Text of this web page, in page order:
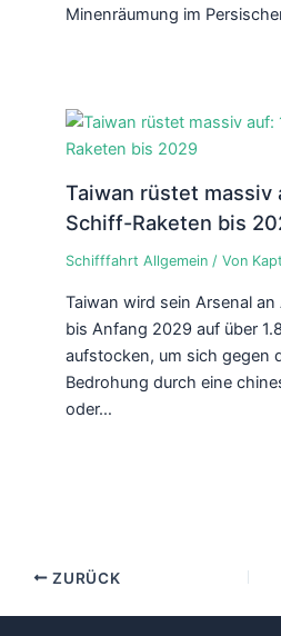
Minenräumung im
Taiwan rüstet massiv
Schiff-Raketen bis
Schifffahrt Allgemein/ Von
Taiwan wird sein Arsenal
bis Anfang 2029 auf über
aufstocken, um sich gegen
Bedrohung durch eine
oder…
ZURÜCK